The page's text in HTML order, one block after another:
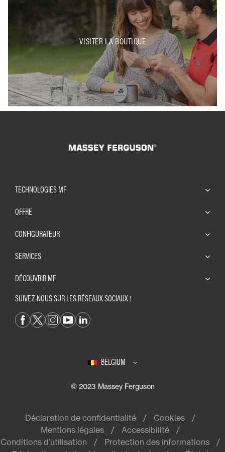
VISITER LA BOUTIQUE
TECHNOLOGIES MF
OFFRE
CONFIGURATEUR
SERVICES
DÉCOUVRIR MF
SUIVEZ-NOUS SUR LES RÉSEAUX SOCIAUX !
BELGIUM
© 2023 Massey Ferguson
Déclaration de confidentialité
Cookies
Mentions légales
Accessibilité
Conditions d’utilisation
Protection des informations